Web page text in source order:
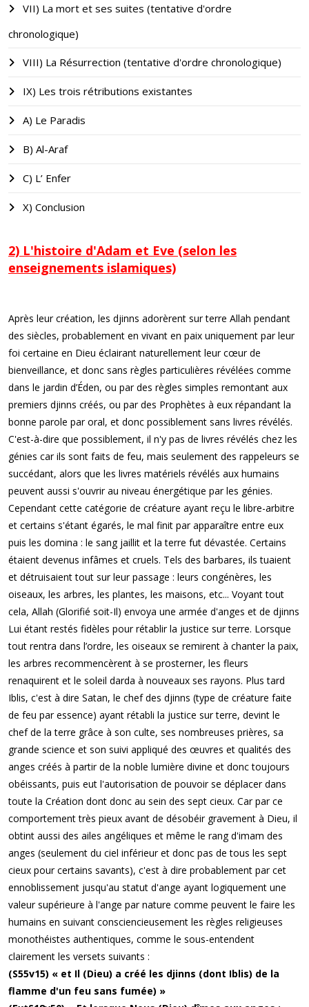
VII) La mort et ses suites (tentative d'ordre
chronologique)
VIII) La Résurrection (tentative d'ordre chronologique)
IX) Les trois rétributions existantes
A) Le Paradis
B) Al-Araf
C) L’ Enfer
X) Conclusion
2) L'histoire d'Adam et Eve (selon les
enseignements islamiques)
Après leur création, les djinns adorèrent sur terre Allah pendant
des siècles, probablement en vivant en paix uniquement par leur
foi certaine en Dieu éclairant naturellement leur cœur de
bienveillance, et donc sans règles particulières révélées comme
dans le jardin d’Éden, ou par des règles simples remontant aux
premiers djinns créés, ou par des Prophètes à eux répandant la
bonne parole par oral, et donc possiblement sans livres révélés.
C'est-à-dire que possiblement, il n'y pas de livres révélés chez les
génies car ils sont faits de feu, mais seulement des rappeleurs se
succédant, alors que les livres matériels révélés aux humains
peuvent aussi s'ouvrir au niveau énergétique par les génies.
Cependant cette catégorie de créature ayant reçu le libre-arbitre
et certains s'étant égarés, le mal finit par apparaître entre eux
puis les domina : le sang jaillit et la terre fut dévastée. Certains
étaient devenus infâmes et cruels. Tels des barbares, ils tuaient
et détruisaient tout sur leur passage : leurs congénères, les
oiseaux, les arbres, les plantes, les maisons, etc... Voyant tout
cela, Allah (Glorifié soit-Il) envoya une armée d'anges et de djinns
Lui étant restés fidèles pour rétablir la justice sur terre. Lorsque
tout rentra dans l’ordre, les oiseaux se remirent à chanter la paix,
les arbres recommencèrent à se prosterner, les fleurs
renaquirent et le soleil darda à nouveaux ses rayons. Plus tard
Iblis, c'est à dire Satan, le chef des djinns (type de créature faite
de feu par essence) ayant rétabli la justice sur terre, devint le
chef de la terre grâce à son culte, ses nombreuses prières, sa
grande science et son suivi appliqué des œuvres et qualités des
anges créés à partir de la noble lumière divine et donc toujours
obéissants, puis eut l'autorisation de pouvoir se déplacer dans
toute la Création dont donc au sein des sept cieux. Car par ce
comportement très pieux avant de désobéir gravement à Dieu, il
obtint aussi des ailes angéliques et même le rang d'imam des
anges (seulement du ciel inférieur et donc pas de tous les sept
cieux pour certains savants), c'est à dire probablement par cet
ennoblissement jusqu'au statut d'ange ayant logiquement une
valeur supérieure à l'ange par nature comme peuvent le faire les
humains en suivant consciencieusement les règles religieuses
monothéistes authentiques, comme le sous-entendent
clairement les versets suivants :
(S55v15) « et Il (Dieu) a créé les djinns (dont Iblis) de la
flamme d'un feu sans fumée) »